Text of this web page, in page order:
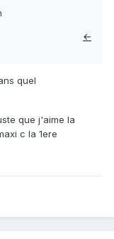
←
quel
que j'aime la
c la 1ere